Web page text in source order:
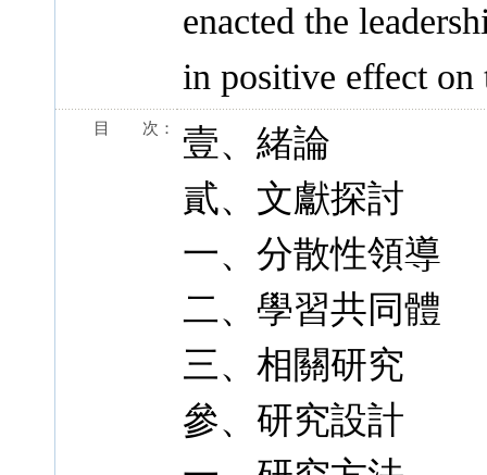
enacted the
in positive effect on
目 次：
壹、緒論
貳、文獻探討
一、分散性領導
二、學習共同體
三、相關研究
參、研究設計